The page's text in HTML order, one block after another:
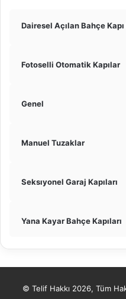
Dairesel Açılan Bahçe
Fotoselli Otomatik Kapılar
Genel
Manuel Tuzaklar
Seksıyonel Garaj Kapıları
Yana Kayar Bahçe Kapıları
© Telif Hakkı 2026, Tüm